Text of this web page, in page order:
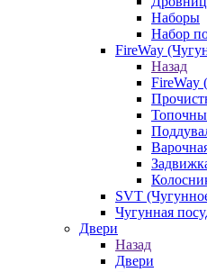
Наборы
Набор
FireWay
Назад
FireWay
SVT
Чугунная
Двери
Назад
Двери